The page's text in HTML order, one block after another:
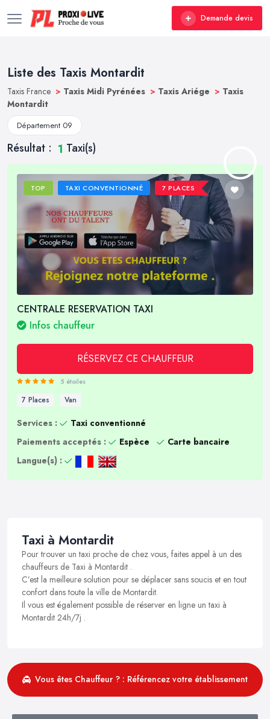
Demande devis
Liste des Taxis Montardit
Taxis France > Taxis Midi Pyrénées > Taxis Ariége > Taxis
Montardit
Département 09
Résultat : 1 Taxi(s)
TOP TAXI CONVENTIONNÉ 7 PLACES
CENTRALE RESERVATION TAXI
Infos chauffeur
RÉSERVEZ CE CHAUFFEUR
5 étoiles
7 Places Van
Services :
Taxi conventionné
Paiements acceptés :
Espèce
Carte bancaire
Langue(s) :
Taxi à Montardit
Pour trouver un taxi proche de chez vous, faites appel à un des
chauffeurs de Taxi à Montardit .
C’est la meilleure solution pour se déplacer sans soucis et en tout
confort dans toute la ville de Montardit.
Il vous est également possible de réserver en ligne un taxi à
Montardit 24h/7j .
Vous êtes Chauffeur ? : Référencez votre établissement